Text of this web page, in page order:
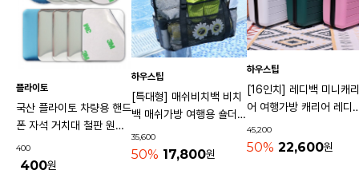
플라이토
국산 플라이토 차량용 핸드
폰 자석 거치대 철판 원형
사각 40mm
400
400원
하우스팁
[특대형] 매쉬비치백 비치
백 매쉬가방 여행용 숄더백
물놀이가방 수영가방 물빠
지는가방
35,600
50% 17,800원
하우스팁
[16인치] 레디백 미니캐리
어 여행가방 캐리어 레디
기내용가방
45,200
50% 22,600원